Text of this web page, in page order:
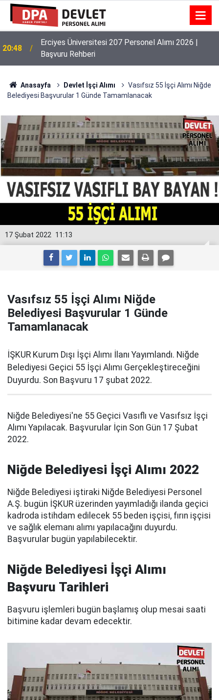
20:48
Erciyes Üniversitesi 207 Personel Alımı 2026 |
Başvuru Rehberi
Anasayfa Devlet İşçi Alımı
Vasıfsız 55 İşçi Alımı Niğde
Belediyesi Başvurular 1 Günde Tamamlanacak
11:13
17 Şubat 2022
Vasıfsız 55 İşçi Alımı Niğde
Belediyesi Başvurular 1 Günde
Tamamlanacak
İŞKUR Kurum Dışı İşçi Alımı İlanı Yayımlandı. Niğde
Belediyesi Geçici 55 İşçi Alımı Gerçekleştireceğini
Duyurdu. Son Başvuru 17 şubat 2022.
Niğde Belediyesi'ne 55 Geçici Vasıflı ve Vasıfsız İşçi
Alımı Yapılacak. Başvurular İçin Son Gün 17 Şubat
2022.
Niğde Belediyesi İşçi Alımı 2022
Niğde Belediyesi iştiraki Niğde Belediyesi Personel
A.Ş. bugün İŞKUR üzerinden yayımladığı ilanda geçici
kadroda istihdam edilecek 55 beden işçisi, fırın işçisi
ve sağlık elemanı alımı yapılacağını duyurdu.
Başvurular bugün yapılabilecektir.
Niğde Belediyesi İşçi Alımı
Başvuru Tarihleri
Başvuru işlemleri bugün başlamış olup mesai saati
bitimine kadar devam edecektir.